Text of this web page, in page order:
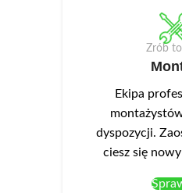
Zrób
Ekipa
dyspozycji.
ciesz się